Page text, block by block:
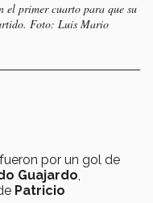
el primer cuarto para que su
Foto: Luis Mario
por un gol de
Guajardo,
Patricio